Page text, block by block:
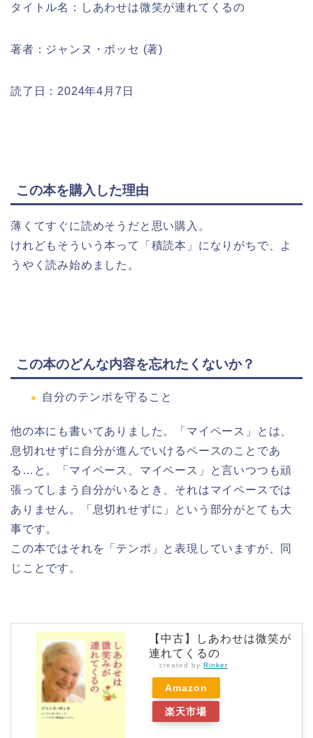
タイトル名：しあわせは微笑が連れてくるの
著者：ジャンヌ・ボッセ (著)
読了日：2024年4月7日
この本を購入した理由
薄くてすぐに読めそうだと思い購入。
けれどもそういう本って「積読本」になりがちで、よ
うやく読み始めました。
この本のどんな内容を忘れたくないか？
自分のテンポを守ること
他の本にも書いてありました。「マイペース」とは、
息切れせずに自分が進んでいけるペースのことであ
る…と。「マイペース、マイペース」と言いつつも頑
張ってしまう自分がいるとき、それはマイペースでは
ありません。「息切れせずに」という部分がとても大
事です。
この本ではそれを「テンポ」と表現していますが、同
じことです。
【中古】しあわせは微笑が
連れてくるの
created by Rinker
Amazon
楽天市場